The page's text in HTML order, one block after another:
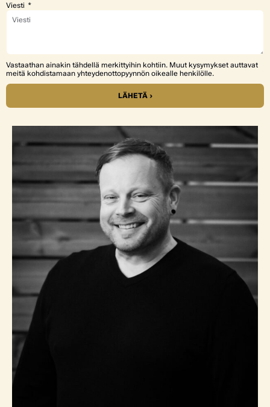
Viesti
Vastaathan ainakin tähdellä merkittyihin kohtiin. Muut kysymykset auttavat
meitä kohdistamaan yhteydenottopyynnön oikealle henkilölle.
LÄHETÄ ›